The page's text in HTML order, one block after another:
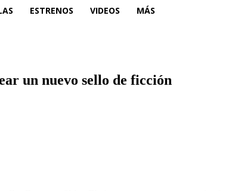
ESTRENOS VIDEOS MÁS
un nuevo sello de ficción